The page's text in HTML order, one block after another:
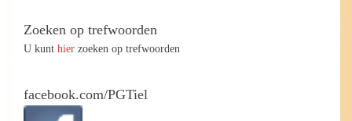
Zoeken op trefwoorden
U kunt hier zoeken op trefwoorden
facebook.com/PGTiel